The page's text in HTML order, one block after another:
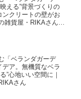
える”背景づくりの
ンクリートの壁がお
雑貨屋・RIKAさんの
「ベランダガーデ
ア。無機質なベラ
”心地いい空間に｜
さん